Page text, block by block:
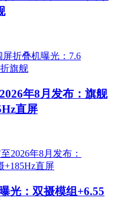
年8月发布：旗舰
直屏
光：双摄模组+6.55